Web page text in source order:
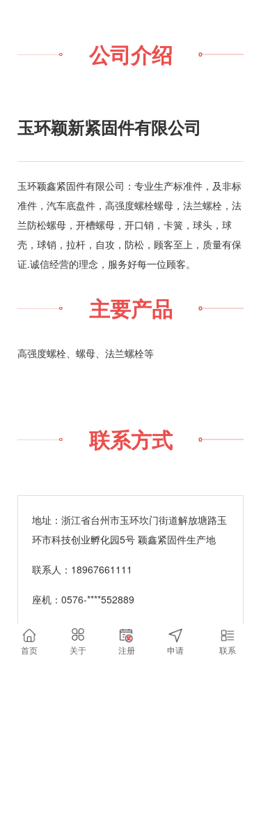
公司介绍
玉环颖新紧固件有限公司
玉环颖鑫紧固件有限公司：专业生产标准件，及非标
准件，汽车底盘件，高强度螺栓螺母，法兰螺栓，法
兰防松螺母，开槽螺母，开口销，卡簧，球头，球
壳，球销，拉杆，自攻，防松，顾客至上，质量有保
证.诚信经营的理念，服务好每一位顾客。
主要产品
高强度螺栓、螺母、法兰螺栓等
联系方式
地址：浙江省台州市玉环坎门街道解放塘路玉
环市科技创业孵化园5号 颖鑫紧固件生产地
联系人： 18967661111
座机： 0576-****552889
手机号： 黄明武****
邮箱： ****@qq.com
首页 关于 联系
注册 申请